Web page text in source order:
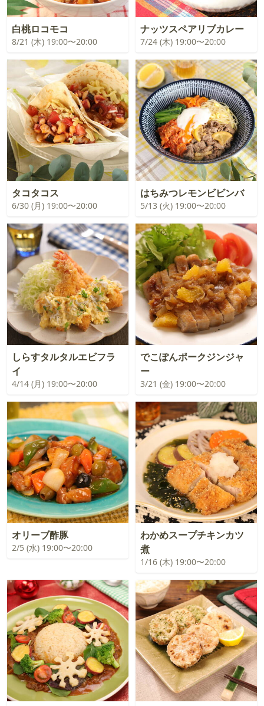
白桃ロコモコ
8/21 (木) 19:00〜20:00
ナッツスペアリブカレー
7/24 (木) 19:00〜20:00
タコタコス
6/30 (月) 19:00〜20:00
はちみつレモンビビンバ
5/13 (火) 19:00〜20:00
しらすタルタルエビフラ
イ
4/14 (月) 19:00〜20:00
でこぽんポークジンジャ
ー
3/21 (金) 19:00〜20:00
オリーブ酢豚
2/5 (水) 19:00〜20:00
わかめスープチキンカツ
煮
1/16 (木) 19:00〜20:00